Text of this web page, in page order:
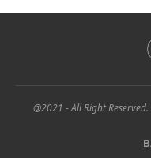
@2021 - All Right